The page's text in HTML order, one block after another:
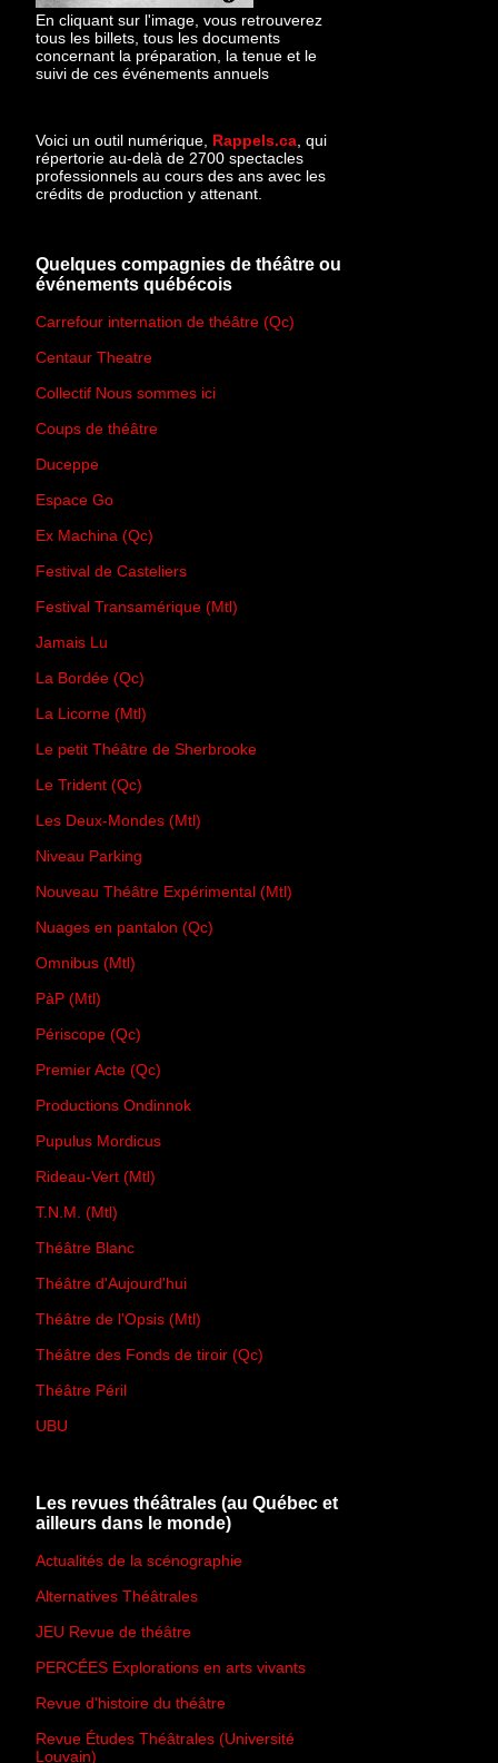
En cliquant sur l'image, vous retrouverez
tous les billets, tous les documents
concernant la préparation, la tenue et le
suivi de ces événements annuels
Voici un outil numérique, Rappels.ca , qui
répertorie au-delà de 2700 spectacles
professionnels au cours des ans avec les
crédits de production y attenant.
Quelques compagnies de théâtre ou
événements québécois
Carrefour internation de théâtre (Qc)
Centaur Theatre
Collectif Nous sommes ici
Coups de théâtre
Duceppe
Espace Go
Ex Machina (Qc)
Festival de Casteliers
Festival Transamérique (Mtl)
Jamais Lu
La Bordée (Qc)
La Licorne (Mtl)
Le petit Théâtre de Sherbrooke
Le Trident (Qc)
Les Deux-Mondes (Mtl)
Niveau Parking
Nouveau Théâtre Expérimental (Mtl)
Nuages en pantalon (Qc)
Omnibus (Mtl)
PàP (Mtl)
Périscope (Qc)
Premier Acte (Qc)
Productions Ondinnok
Pupulus Mordicus
Rideau-Vert (Mtl)
T.N.M. (Mtl)
Théâtre Blanc
Théâtre d'Aujourd'hui
Théâtre de l'Opsis (Mtl)
Théâtre des Fonds de tiroir (Qc)
Théâtre Péril
UBU
Les revues théâtrales (au Québec et
ailleurs dans le monde)
Actualités de la scénographie
Alternatives Théâtrales
JEU Revue de théâtre
PERCÉES Explorations en arts vivants
Revue d'histoire du théâtre
Revue Études Théâtrales (Université
Louvain)